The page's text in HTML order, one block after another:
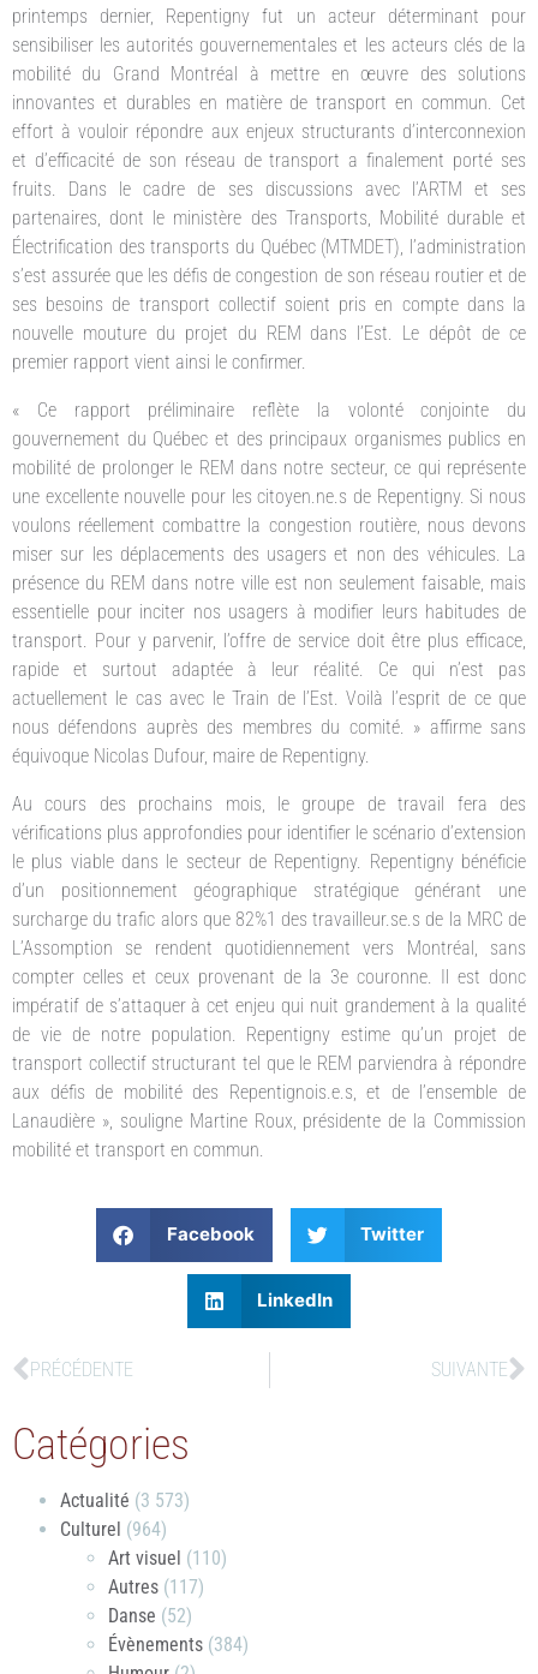
printemps dernier, Repentigny fut un acteur déterminant pour
sensibiliser les autorités gouvernementales et les acteurs clés de la
mobilité du Grand Montréal à mettre en œuvre des solutions
innovantes et durables en matière de transport en commun. Cet
effort à vouloir répondre aux enjeux structurants d’interconnexion
et d’efficacité de son réseau de transport a finalement porté ses
fruits. Dans le cadre de ses discussions avec l’ARTM et ses
partenaires, dont le ministère des Transports, Mobilité durable et
Électrification des transports du Québec (MTMDET), l’administration
s’est assurée que les défis de congestion de son réseau routier et de
ses besoins de transport collectif soient pris en compte dans la
nouvelle mouture du projet du REM dans l’Est. Le dépôt de ce
premier rapport vient ainsi le confirmer.
« Ce rapport préliminaire reflète la volonté conjointe du
gouvernement du Québec et des principaux organismes publics en
mobilité de prolonger le REM dans notre secteur, ce qui représente
une excellente nouvelle pour les citoyen.ne.s de Repentigny. Si nous
voulons réellement combattre la congestion routière, nous devons
miser sur les déplacements des usagers et non des véhicules. La
présence du REM dans notre ville est non seulement faisable, mais
essentielle pour inciter nos usagers à modifier leurs habitudes de
transport. Pour y parvenir, l’offre de service doit être plus efficace,
rapide et surtout adaptée à leur réalité. Ce qui n’est pas
actuellement le cas avec le Train de l’Est. Voilà l’esprit de ce que
nous défendons auprès des membres du comité. » affirme sans
équivoque Nicolas Dufour, maire de Repentigny.
Au cours des prochains mois, le groupe de travail fera des
vérifications plus approfondies pour identifier le scénario d’extension
le plus viable dans le secteur de Repentigny. Repentigny bénéficie
d’un positionnement géographique stratégique générant une
surcharge du trafic alors que 82%1 des travailleur.se.s de la MRC de
L’Assomption se rendent quotidiennement vers Montréal, sans
compter celles et ceux provenant de la 3e couronne. Il est donc
impératif de s’attaquer à cet enjeu qui nuit grandement à la qualité
de vie de notre population. Repentigny estime qu’un projet de
transport collectif structurant tel que le REM parviendra à répondre
aux défis de mobilité des Repentignois.e.s, et de l’ensemble de
Lanaudière », souligne Martine Roux, présidente de la Commission
mobilité et transport en commun.
Facebook Twitter
LinkedIn
PRÉCÉDENTE SUIVANTE
Catégories
Actualité (3 573)
Culturel (964)
Art visuel (110)
Autres (117)
Danse (52)
Évènements (384)